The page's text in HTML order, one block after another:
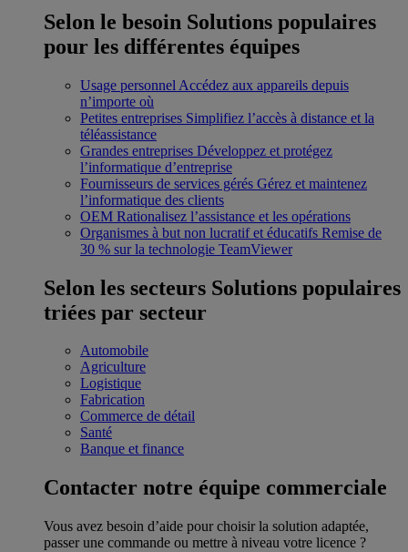
Selon le besoin Solutions populaires
pour les différentes équipes
Usage personnel Accédez aux appareils depuis
n’importe où
Petites entreprises Simplifiez l’accès à distance et la
téléassistance
Grandes entreprises Développez et protégez
l’informatique d’entreprise
Fournisseurs de services gérés Gérez et maintenez
l’informatique des clients
OEM Rationalisez l’assistance et les opérations
Organismes à but non lucratif et éducatifs Remise de
30 % sur la technologie TeamViewer
Selon les secteurs Solutions populaires
triées par secteur
Automobile
Agriculture
Logistique
Fabrication
Commerce de détail
Santé
Banque et finance
Contacter notre équipe commerciale
Vous avez besoin d’aide pour choisir la solution adaptée,
passer une commande ou mettre à niveau votre licence ?